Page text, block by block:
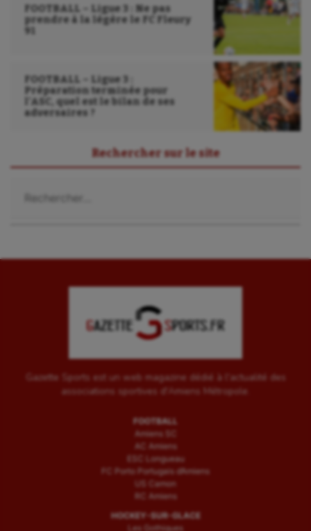
FOOTBALL – Ligue 3 : Ne pas
prendre à la légère le FC Fleury
91
FOOTBALL – Ligue 3 :
Préparation terminée pour
l’ASC, quel est le bilan de ses
adversaires ?
Rechercher sur le site
Gazette Sports est un web magazine dédié à l'actualité des
associations sportives d'Amiens Métropole.
FOOTBALL
Amiens SC
AC Amiens
ESC Longueau
FC Porto Portugais d’Amiens
US Camon
RC Amiens
HOCKEY-SUR-GLACE
Les Gothiques